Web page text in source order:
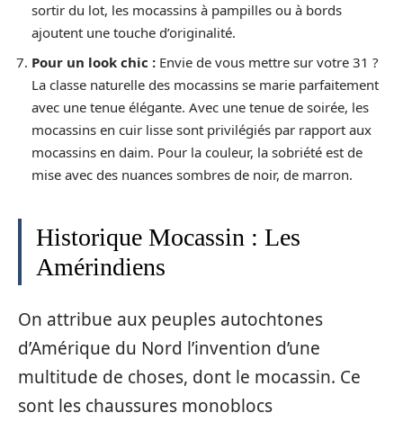
sortir du lot, les mocassins à pampilles ou à bords
ajoutent une touche d’originalité.
Pour un look chic : Envie de vous mettre sur votre 31 ?
La classe naturelle des mocassins se marie parfaitement
avec une tenue élégante. Avec une tenue de soirée, les
mocassins en cuir lisse sont privilégiés par rapport aux
mocassins en daim. Pour la couleur, la sobriété est de
mise avec des nuances sombres de noir, de marron.
Historique Mocassin : Les
Amérindiens
On attribue aux peuples autochtones
d’Amérique du Nord l’invention d’une
multitude de choses, dont le mocassin. Ce
sont les chaussures monoblocs